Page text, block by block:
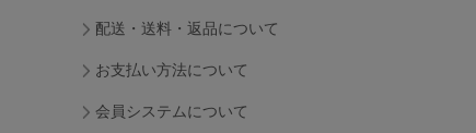
配送・送料・返品について
お支払い方法について
会員システムについて